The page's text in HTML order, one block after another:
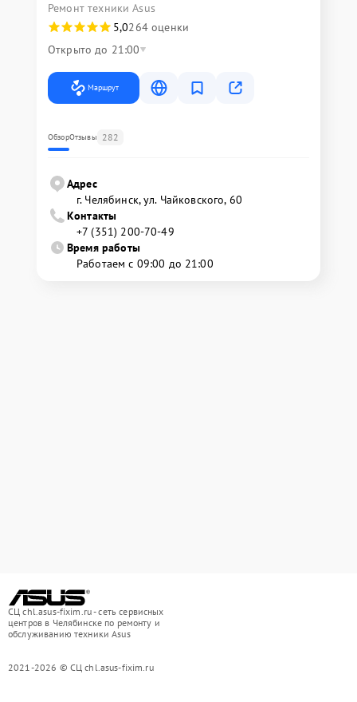
Ремонт техники Asus
5,0264 оценки
Открыто до 21:00
Маршрут
ОбзорОтзывы 282
Адрес
г. Челябинск, ул. Чайковского, 60
Контакты
+7 (351) 200-70-49
Время работы
Работаем с 09:00 до 21:00
СЦ chl.asus-fixim.ru - сеть сервисных
центров в Челябинске по ремонту и
обслуживанию техники Asus
2021-2026 © СЦ chl.asus-fixim.ru